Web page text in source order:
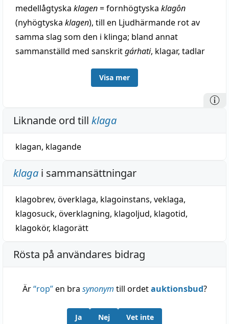
medellågtyska klagen= fornhögtyska klagôn
(nyhögtyska klagen), till en Ljudhärmande rot av
samma slag som den i klinga; bland annat
sammanställd med sanskritgárhati, klagar, tadlar
Fick med flera förts hit (urindoeuropeiska
rättsspråket beror på att i forngermansk tid vid
dylika tillfällen klagorop upphävdes; jämför t. ex.
fornhögtyskagruoz
ropa, samt under ropa. — Klagomål, fornsvenska
klaghamāl
, har väl sitt o från käromål, fornsvenska
kæromāl
Visa mer
Liknande ord till klaga
klagan, klagande
klaga i sammansättningar
klagobrev, överklaga, klagoinstans, veklaga,
klagosuck, överklagning, klagoljud, klagotid,
klagokör, klagorätt
Rösta på användares bidrag
Är“rop”en bra synonym till ordetauktionsbud?
Ja Nej Vet inte